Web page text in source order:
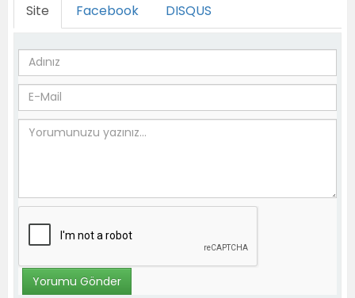
Site Facebook DISQUS